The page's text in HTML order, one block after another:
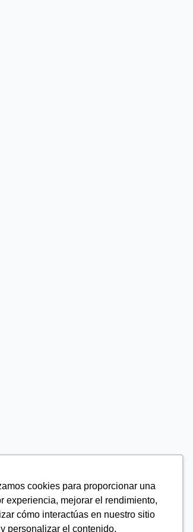
cookies para proporcionar una
experiencia, mejorar el rendimiento,
cómo interactúas en nuestro sitio
personalizar el contenido.